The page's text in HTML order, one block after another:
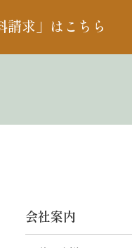
請求」はこちら
会社案内